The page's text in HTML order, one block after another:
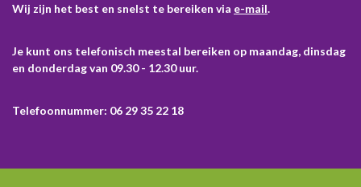
Wij zijn het best en snelst te bereiken via e-mail.
Je kunt ons telefonisch meestal bereiken op maandag, dinsdag
en donderdag van 09.30 - 12.30 uur.
Telefoonnummer: 06 29 35 22 18